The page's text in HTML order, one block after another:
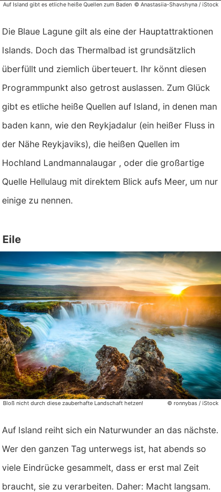
Auf Island gibt es etliche heiße Quellen zum Baden © Anastasiia-Shavshyna / iStock
Die Blaue Lagune gilt als eine der Hauptattraktionen
Islands. Doch das Thermalbad ist grundsätzlich
überfüllt und ziemlich überteuert. Ihr könnt diesen
Programmpunkt also getrost auslassen. Zum Glück
gibt es etliche heiße Quellen auf Island, in denen man
baden kann, wie den Reykjadalur (ein heißer Fluss in
der Nähe Reykjaviks), die heißen Quellen im
Hochland Landmannalaugar , oder die großartige
Quelle Hellulaug mit direktem Blick aufs Meer, um nur
einige zu nennen.
Eile
Bloß nicht durch diese zauberhafte Landschaft hetzen! © ronnybas / iStock
Auf Island reiht sich ein Naturwunder an das nächste.
Wer den ganzen Tag unterwegs ist, hat abends so
viele Eindrücke gesammelt, dass er erst mal Zeit
braucht, sie zu verarbeiten. Daher: Macht langsam.